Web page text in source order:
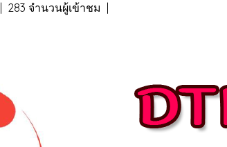
283 จำนวนผู้เข้าชม